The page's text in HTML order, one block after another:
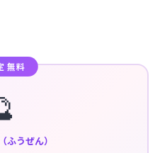
無料
ふうぜん）